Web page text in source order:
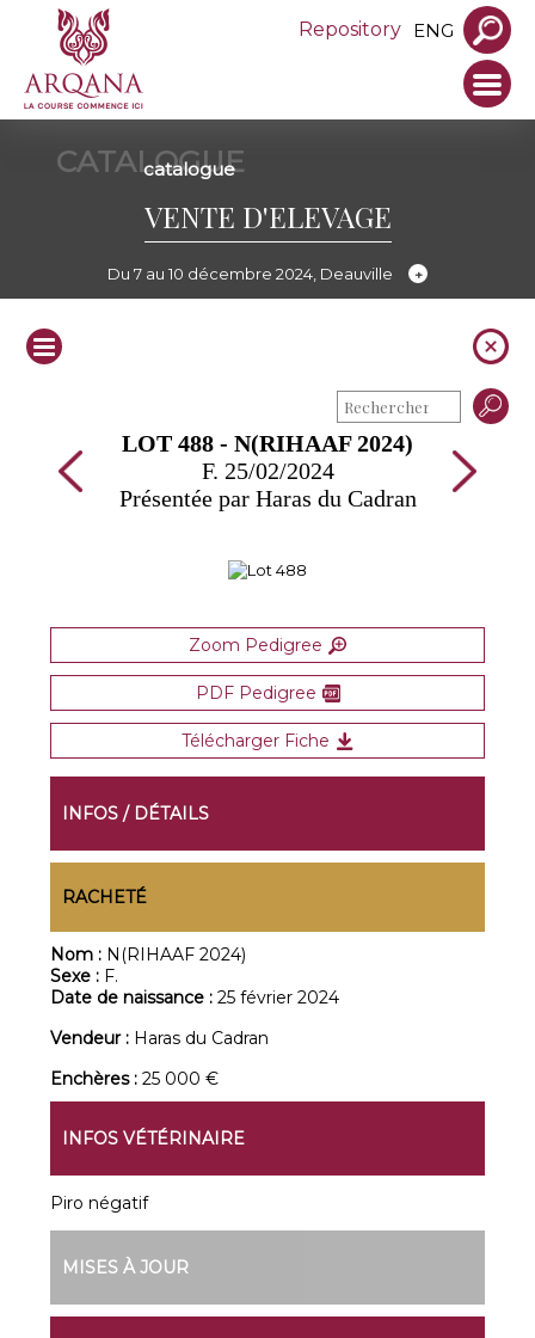
Repository ENG
CATALOGUE
catalogue
VENTE D'ELEVAGE
Du 7 au 10 décembre 2024, Deauville
LOT 488 - N(RIHAAF 2024)
F. 25/02/2024
Présentée par Haras du Cadran
Zoom Pedigree
PDF Pedigree
Télécharger Fiche
INFOS / DÉTAILS
RACHETÉ
Nom : N(RIHAAF 2024)
Sexe : F.
Date de naissance :25 février 2024
Vendeur : Haras du Cadran
Enchères :25 000 €
INFOS VÉTÉRINAIRE
Piro négatif
MISES À JOUR